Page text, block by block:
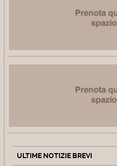
ULTIME NOTIZIE BREVI